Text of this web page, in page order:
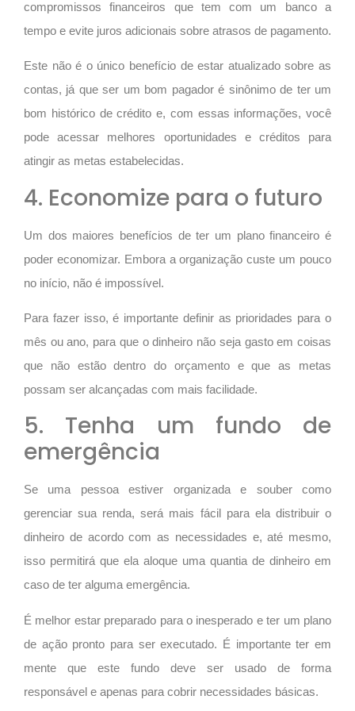
compromissos financeiros que tem com um banco a
tempo e evite juros adicionais sobre atrasos de pagamento.
Este não é o único benefício de estar atualizado sobre as
contas, já que ser um bom pagador é sinônimo de ter um
bom histórico de crédito e, com essas informações, você
pode acessar melhores oportunidades e créditos para
atingir as metas estabelecidas.
4. Economize para o futuro
Um dos maiores benefícios de ter um plano financeiro é
poder economizar. Embora a organização custe um pouco
no início, não é impossível.
Para fazer isso, é importante definir as prioridades para o
mês ou ano, para que o dinheiro não seja gasto em coisas
que não estão dentro do orçamento e que as metas
possam ser alcançadas com mais facilidade.
5. Tenha um fundo de
emergência
Se uma pessoa estiver organizada e souber como
gerenciar sua renda, será mais fácil para ela distribuir o
dinheiro de acordo com as necessidades e, até mesmo,
isso permitirá que ela aloque uma quantia de dinheiro em
caso de ter alguma emergência.
É melhor estar preparado para o inesperado e ter um plano
de ação pronto para ser executado. É importante ter em
mente que este fundo deve ser usado de forma
responsável e apenas para cobrir necessidades básicas.